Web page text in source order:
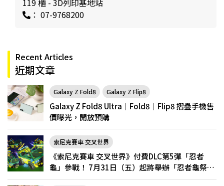
： 07-9768200
Recent Articles
近期文章
Galaxy Z Fold8 Galaxy Z Flip8
Galaxy Z Fold8 Ultra｜Fold8｜Flip8 摺疊手機售
價曝光，開放預購
索尼克賽車 交叉世界
《索尼克賽車 交叉世界》付費DLC第5彈「忍者
龜」參戰！ 7月31日（五）起將舉辦「忍者龜祭
典」